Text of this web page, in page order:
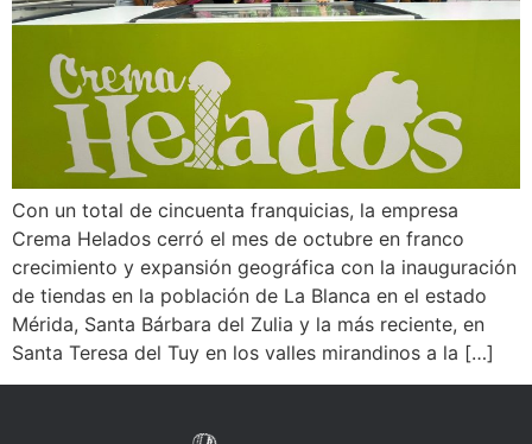
Con un total de cincuenta franquicias, la empresa
Crema Helados cerró el mes de octubre en franco
crecimiento y expansión geográfica con la inauguración
de tiendas en la población de La Blanca en el estado
Mérida, Santa Bárbara del Zulia y la más reciente, en
Santa Teresa del Tuy en los valles mirandinos a la […]